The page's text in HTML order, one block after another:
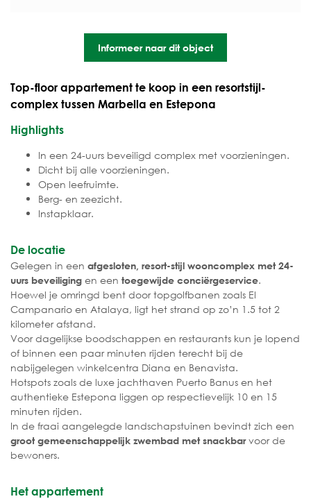
Informeer naar dit object
Top-floor appartement te koop in een resortstijl-
complex tussen Marbella en Estepona
Highlights
In een 24-uurs beveiligd complex met voorzieningen.
Dicht bij alle voorzieningen.
Open leefruimte.
Berg- en zeezicht.
Instapklaar.
De locatie
Gelegen in een afgesloten, resort-stijl wooncomplex met 24-
uurs beveiliging en een toegewijde conciërgeservice.
Hoewel je omringd bent door topgolfbanen zoals El
Campanario en Atalaya, ligt het strand op zo’n 1.5 tot 2
kilometer afstand.
Voor dagelijkse boodschappen en restaurants kun je lopend
of binnen een paar minuten rijden terecht bij de
nabijgelegen winkelcentra Diana en Benavista.
Hotspots zoals de luxe jachthaven Puerto Banus en het
authentieke Estepona liggen op respectievelijk 10 en 15
minuten rijden.
In de fraai aangelegde landschapstuinen bevindt zich een
groot gemeenschappelijk zwembad met snackbarvoor de
bewoners.
Het appartement